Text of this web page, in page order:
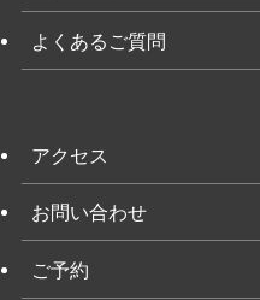
よくあるご質問
アクセス
お問い合わせ
ご予約